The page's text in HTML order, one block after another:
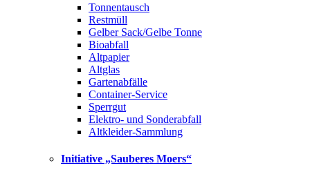
Tonnentausch
Restmüll
Gelber Sack/Gelbe Tonne
Bioabfall
Altpapier
Altglas
Gartenabfälle
Container-Service
Sperrgut
Elektro- und Sonderabfall
Altkleider-Sammlung
Initiative „Sauberes Moers“